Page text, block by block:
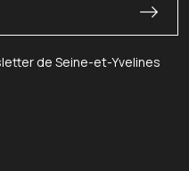
de Seine-et-Yvelines